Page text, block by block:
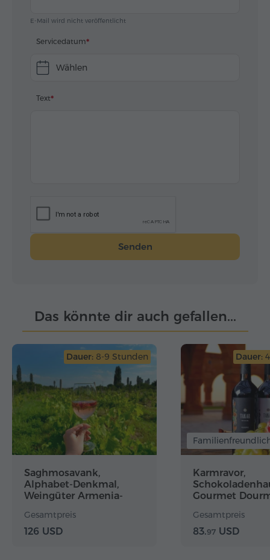
E-Mail wird nicht veröffentlicht
Servicedatum
Wählen
Text
Senden
Das könnte dir auch gefallen...
Dauer: 8-9 Stunden
Saghmosavank,
Alphabet-Denkmal,
Weingüter Armenia-
Gesamtpreis
126 USD
Dauer:
Karmravor,
Gourmet
Armenia-Wine
Gesamtpreis
83.97 USD